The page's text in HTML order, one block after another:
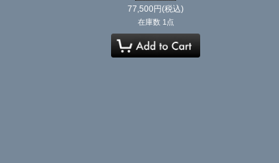
77,500円(税込)
在庫数 1点